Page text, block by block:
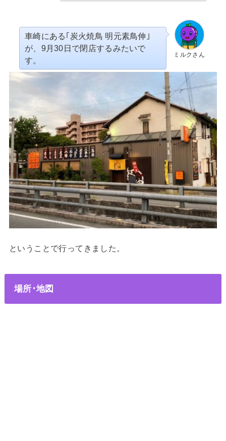
ミルクさん
車崎にある｢炭火焼鳥 明元素鳥伸｣
が、9月30日で閉店するみたいで
す。
ということで行ってきました。
場所･地図